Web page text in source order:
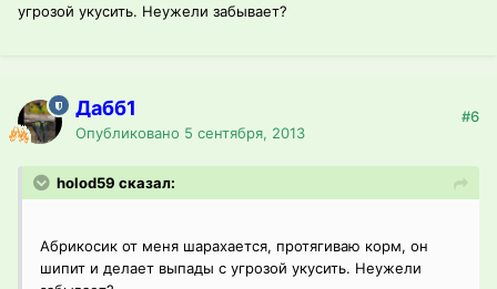
угрозой укусить. Неужели забывает?
Дабб1
Опубликовано 5 сентября, 2013
#6
holod59 сказал:
Абрикосик от меня шарахается, протягиваю корм, он
шипит и делает выпады с угрозой укусить. Неужели